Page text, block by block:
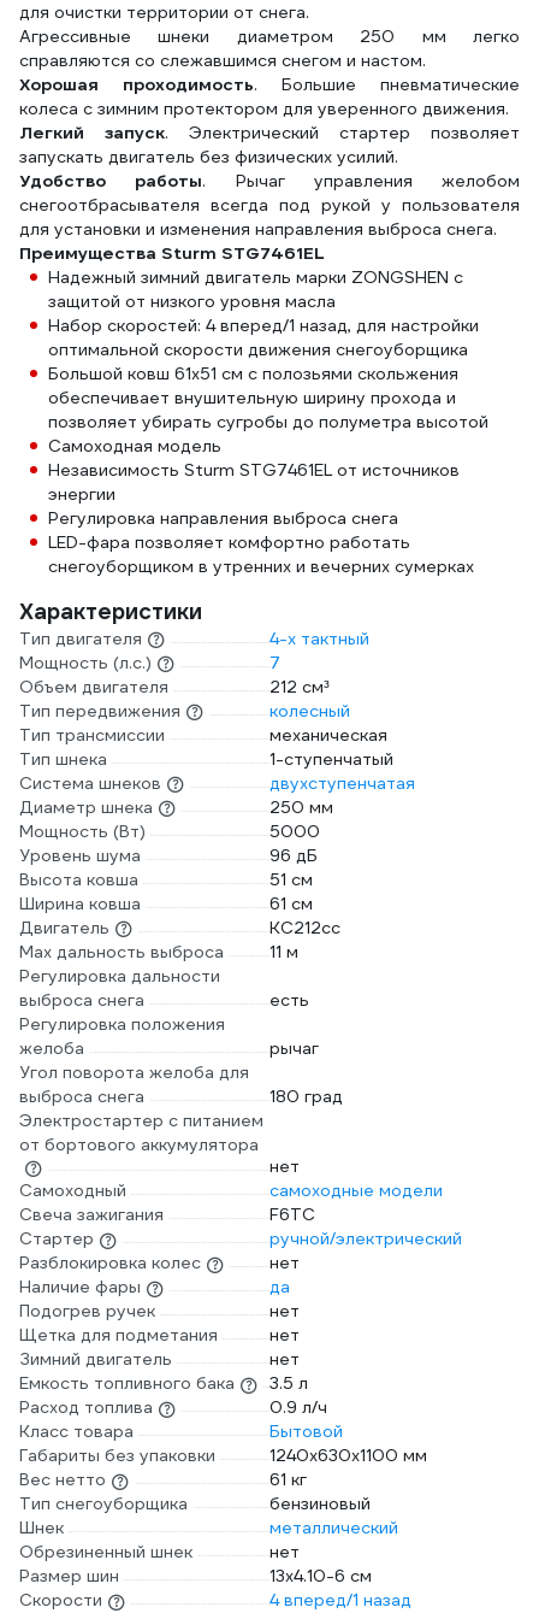
для очистки территории от снега.
Агрессивные шнеки диаметром 250 мм легко
справляются со слежавшимся снегом и настом.
Хорошая проходимость. Большие пневматические
колеса с зимним протектором для уверенного движения.
Легкий запуск. Электрический стартер позволяет
запускать двигатель без физических усилий.
Удобство работы. Рычаг управления желобом
снегоотбрасывателя всегда под рукой у пользователя
для установки и изменения направления выброса снега.
Преимущества Sturm STG7461EL
Надежный зимний двигатель марки ZONGSHEN с
защитой от низкого уровня масла
Набор скоростей: 4 вперед/1 назад, для настройки
оптимальной скорости движения снегоуборщика
Большой ковш 61х51 см с полозьями скольжения
обеспечивает внушительную ширину прохода и
позволяет убирать сугробы до полуметра высотой
Самоходная модель
Независимость Sturm STG7461EL от источников
энергии
Регулировка направления выброса снега
LED-фара позволяет комфортно работать
снегоуборщиком в утренних и вечерних сумерках
Характеристики
Тип двигателя
4-х тактный
Мощность (л.с.)
7
Объем двигателя
212 см³
Тип передвижения
колесный
Тип трансмиссии
механическая
Тип шнека
1-ступенчатый
Система шнеков
двухступенчатая
Диаметр шнека
250 мм
Мощность (Вт)
5000
Уровень шума
96 дБ
Высота ковша
51 см
Ширина ковша
61 см
Двигатель
KC212cc
Max дальность выброса
11 м
Регулировка дальности
выброса снега
есть
Регулировка положения
желоба
рычаг
Угол поворота желоба для
выброса снега
180 град
Электростартер с питанием
от бортового аккумулятора
нет
Самоходный
самоходные модели
Свеча зажигания
F6TC
Стартер
ручной/электрический
Разблокировка колес
нет
Наличие фары
да
Подогрев ручек
нет
Щетка для подметания
нет
Зимний двигатель
нет
Емкость топливного бака
3.5 л
Расход топлива
0.9 л/ч
Класс товара
Бытовой
Габариты без упаковки
1240х630х1100 мм
Вес нетто
61 кг
Тип снегоуборщика
бензиновый
Шнек
металлический
Обрезиненный шнек
нет
Размер шин
13x4.10-6 см
Скорости
4 вперед/1 назад